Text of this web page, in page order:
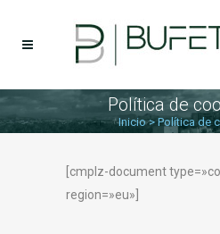
Política de
Inicio> Política de
[cmplz-document
region=»eu»]